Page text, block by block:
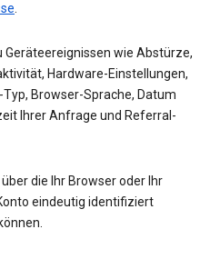
.
Geräteereignissen wie Abstürze,
Hardware-Einstellungen,
Typ, Browser-Sprache, Datum
Ihrer Anfrage und Referral-
die Ihr Browser oder Ihr
eindeutig identifiziert